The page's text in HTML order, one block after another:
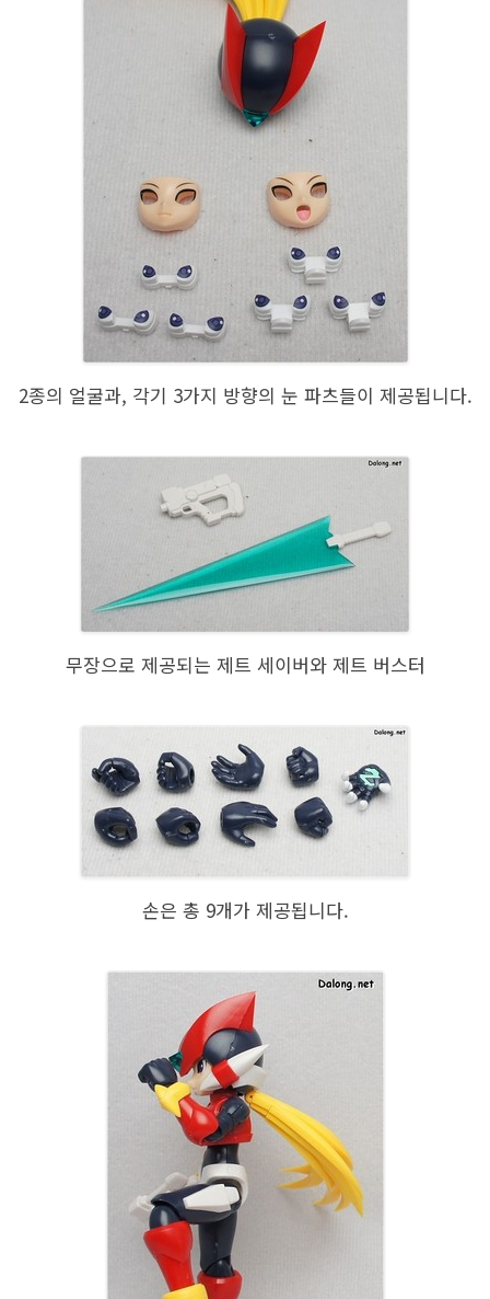
2종의 얼굴과, 각기 3가지 방향의 눈 파츠들이 제공됩니다.
무장으로 제공되는 제트 세이버와 제트 버스터
손은 총 9개가 제공됩니다.